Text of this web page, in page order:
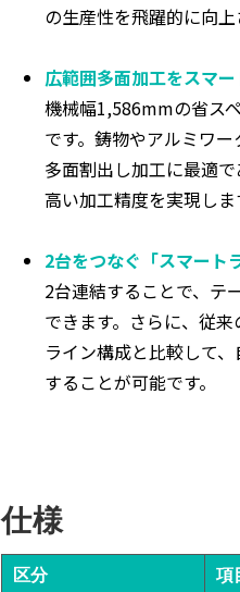
の生産性を飛躍的に向上
広範囲多面加工をスマ
機械幅1,586mmの省ス
です。鋳物やアルミワー
多面割出し加工に最適
高い加工精度を実現しま
2台をつなぐ「スマート
2台連結することで、テ
できます。さらに、従来
ライン構成と比較して
することが可能です。
仕様
区分 項